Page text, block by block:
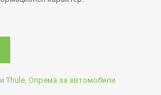
Thule, Опрема за автомобили